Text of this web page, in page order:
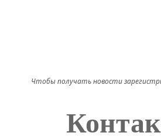
Чтобы получать новости